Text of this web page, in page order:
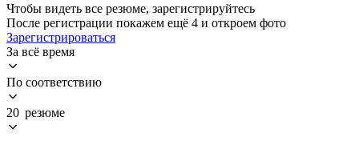
Чтобы видеть все резюме, зарегистрируйтесь
После регистрации покажем ещё 4 и откроем фото
Зарегистрироваться
За всё время
По соответствию
20 резюме